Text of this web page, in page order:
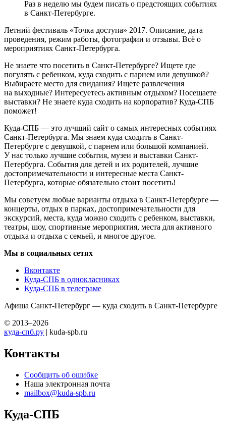
Раз в неделю мы будем писать о предстоящих событиях
в Санкт-Петербурге.
Летний фестиваль «Точка доступа» 2017. Описание, дата
проведения, режим работы, фотографии и отзывы. Всё о
мероприятиях Санкт-Петербурга.
Не знаете что посетить в Санкт-Петербурге? Ищете где
погулять с ребенком, куда сходить с парнем или девушкой?
Выбираете место для свидания? Ищете развлечения
на выходные? Интересуетесь активным отдыхом? Посещаете
выставки? Не знаете куда сходить на корпоратив? Куда-СПБ
поможет!
Куда-СПБ — это лучший сайт о самых интересных событиях
Санкт-Петербурга. Мы знаем куда сходить в Санкт-
Петербурге с девушкой, с парнем или большой компанией.
У нас только лучшие события, музеи и выставки Санкт-
Петербурга. События для детей и их родителей, лучшие
достопримечательности и интересные места Санкт-
Петербурга, которые обязательно стоит посетить!
Мы советуем любые варианты отдыха в Санкт-Петербурге —
концерты, отдых в парках, достопримечательности для
экскурсий, места, куда можно сходить с ребенком, выставки,
театры, шоу, спортивные мероприятия, места для активного
отдыха и отдыха с семьей, и многое другое.
Мы в социальных сетях
Вконтакте
Куда-СПБ в однокласниках
Куда-СПБ в телеграме
Афиша Санкт-Петербург — куда сходить в Санкт-Петербурге
© 2013–2026
Сообщить об ошибке
Наша электронная почта